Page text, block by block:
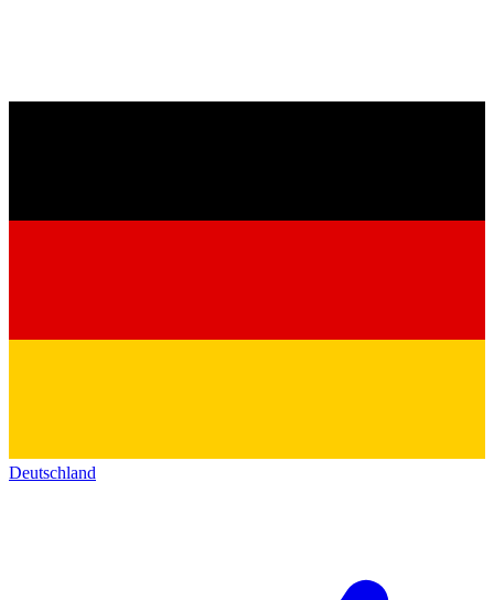
Deutschland